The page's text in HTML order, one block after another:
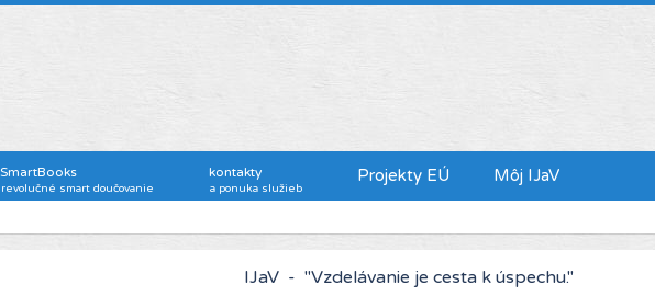
SmartBooks
revolučné smart doučovanie
kontakty
a ponuka služieb
Projekty EÚ Môj IJaV
IJaV - "Kto chce viac zarábať, musí sa viac vzdelávať."